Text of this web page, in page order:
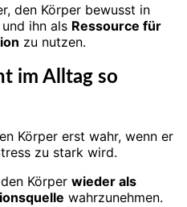
den Körper bewusst in
ihn als Ressource für
zu nutzen.
im Alltag so
Körper erst wahr, wenn er
zu stark wird.
Körper wieder als
wahrzunehmen.